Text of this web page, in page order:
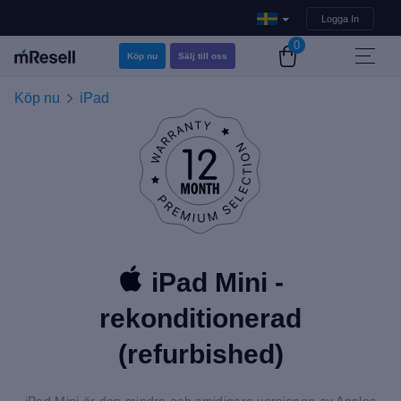
Logga In
Köp nu Sälj till oss
0
Köp nu iPad
iPad Mini -
rekonditionerad
(refurbished)